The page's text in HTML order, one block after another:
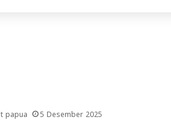
papua 5 Desember 2025